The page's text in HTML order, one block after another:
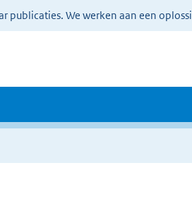
We werken aan een